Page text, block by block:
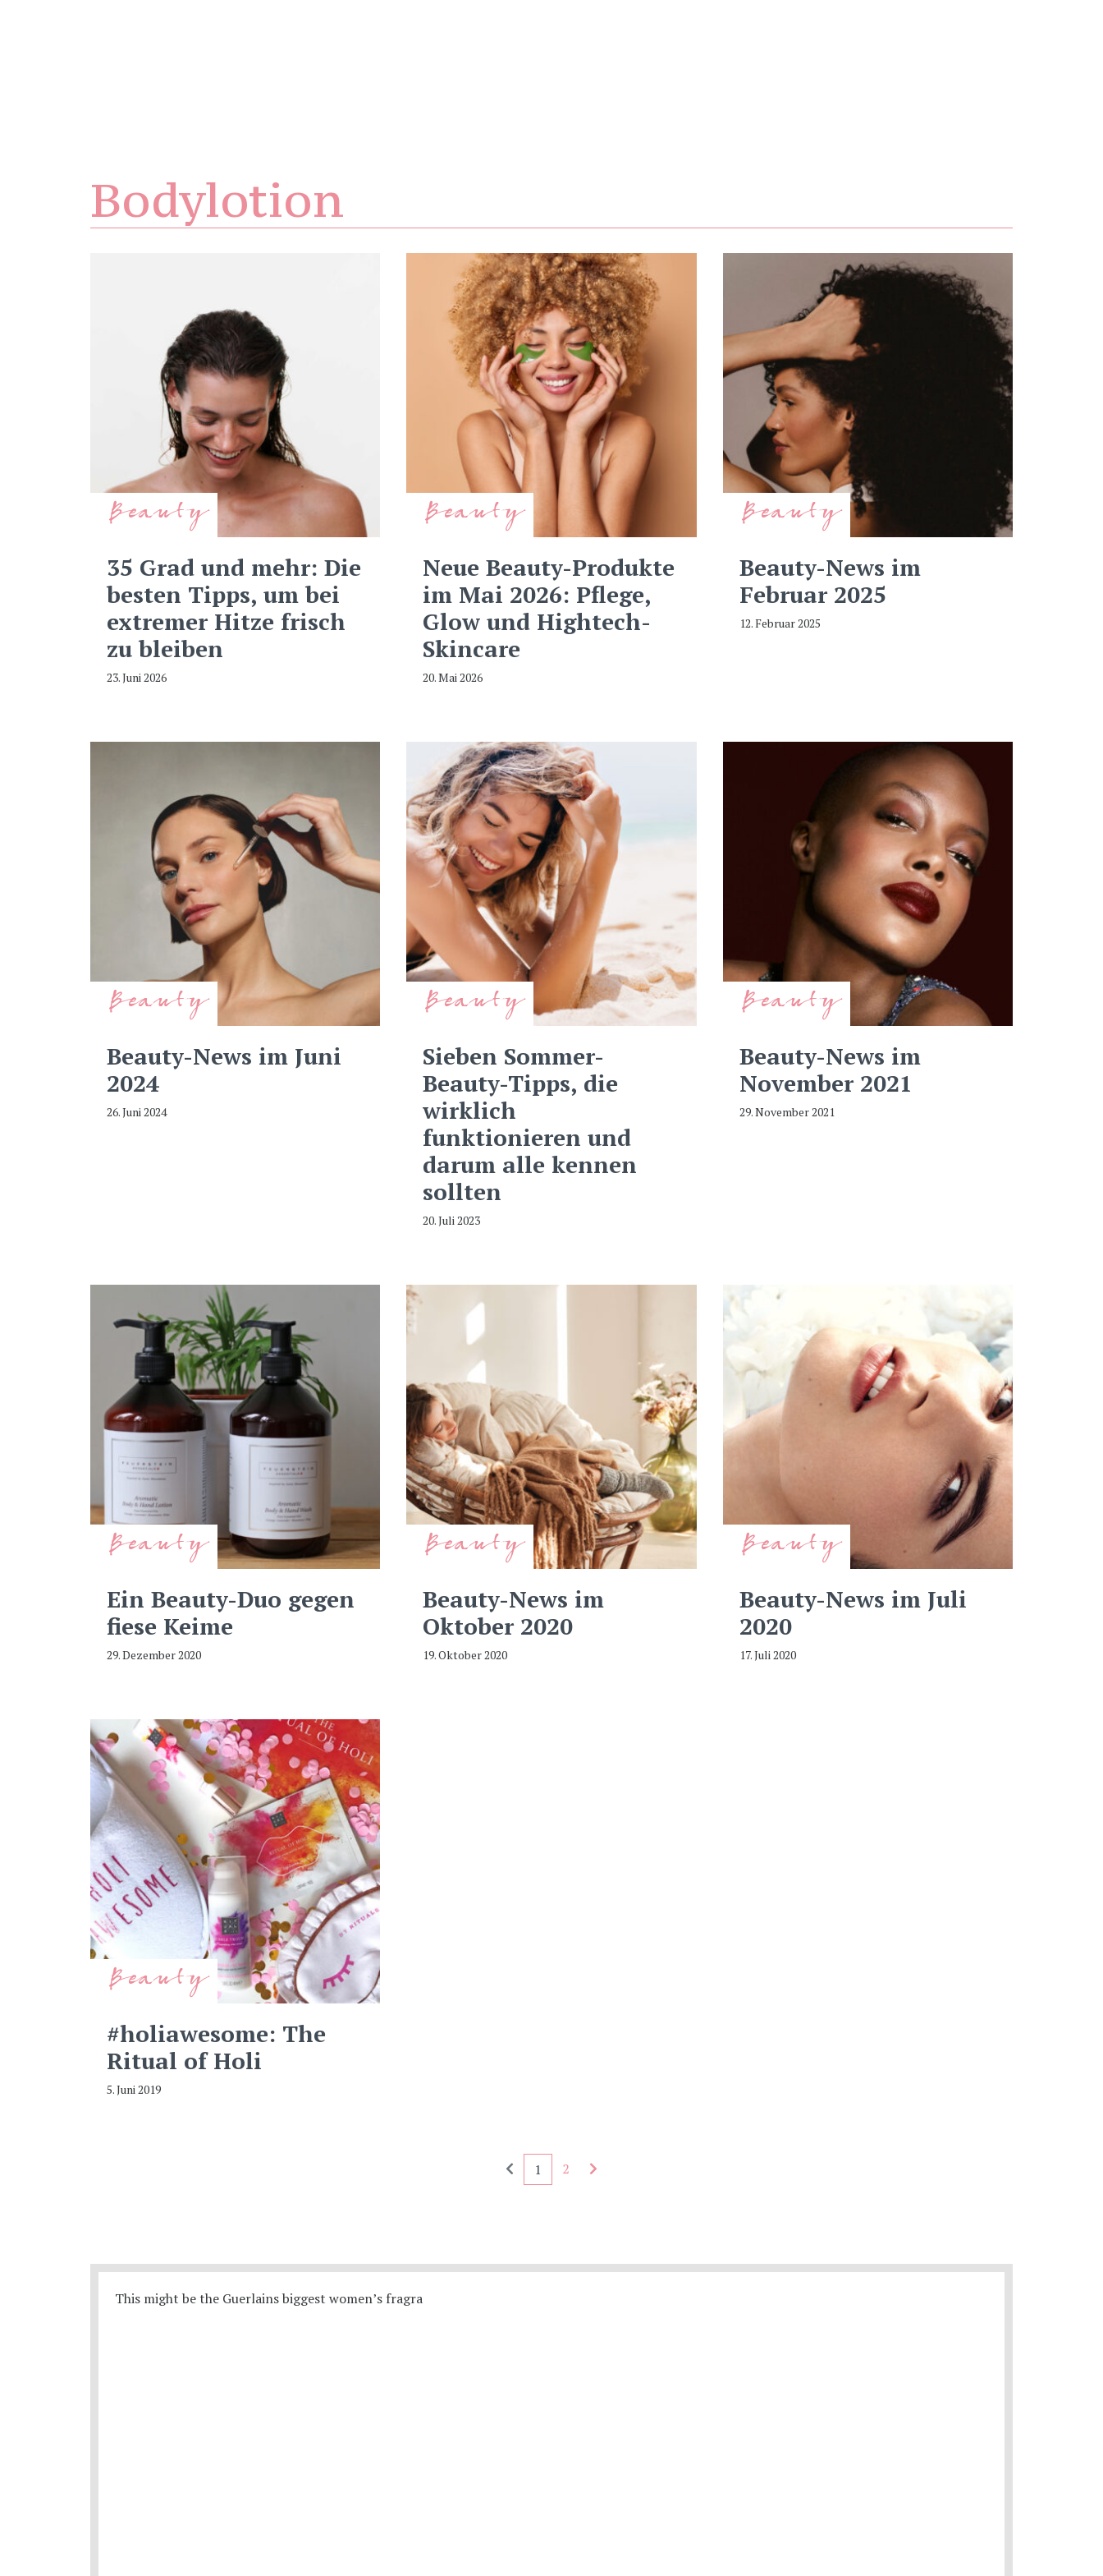
Bodylotion
Beauty
35 Grad und mehr: Die
besten Tipps, um bei
extremer Hitze frisch
zu bleiben
23. Juni 2026
Beauty
Neue Beauty-Produkte
im Mai 2026: Pflege,
Glow und Hightech-
Skincare
20. Mai 2026
Beauty
Beauty-News im
Februar 2025
12. Februar 2025
Beauty
Beauty-News im Juni
2024
26. Juni 2024
Beauty
Sieben Sommer-
Beauty-Tipps, die
wirklich
funktionieren und
darum alle kennen
sollten
20. Juli 2023
Beauty
Beauty-News im
November 2021
29. November 2021
Beauty
Ein Beauty-Duo gegen
fiese Keime
29. Dezember 2020
Beauty
Beauty-News im
Oktober 2020
19. Oktober 2020
Beauty
Beauty-News im Juli
2020
17. Juli 2020
Beauty
#holiawesome: The
Ritual of Holi
5. Juni 2019
Seitennummerierung - rückwärts
1 2
This might be the Guerlains biggest women’s fragra